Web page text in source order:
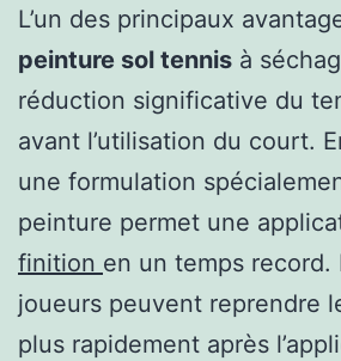
L’un des principaux
peinture sol tennis à
réduction significative du
avant l’utilisation du court.
une formulation
peinture permet une
finition en un temps record.
joueurs peuvent reprendre
plus rapidement après